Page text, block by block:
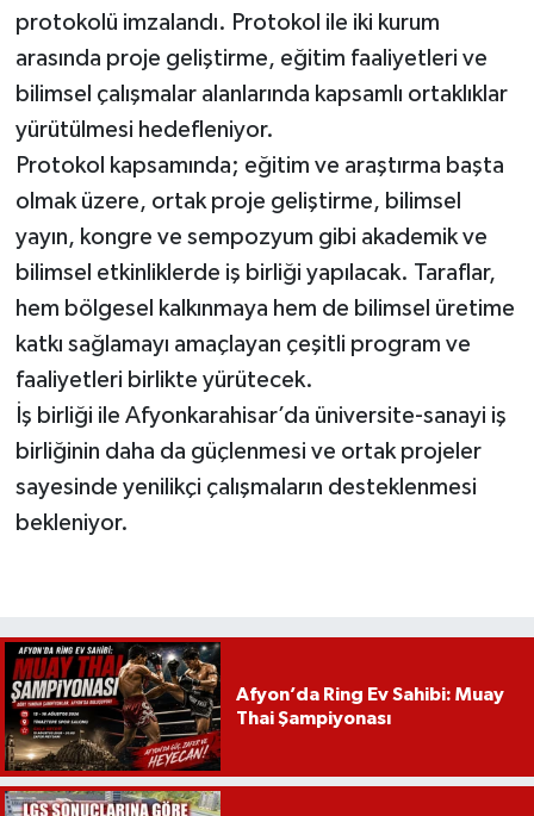
protokolü imzalandı. Protokol ile iki kurum
arasında proje geliştirme, eğitim faaliyetleri ve
bilimsel çalışmalar alanlarında kapsamlı ortaklıklar
yürütülmesi hedefleniyor.
Protokol kapsamında; eğitim ve araştırma başta
olmak üzere, ortak proje geliştirme, bilimsel
yayın, kongre ve sempozyum gibi akademik ve
bilimsel etkinliklerde iş birliği yapılacak. Taraflar,
hem bölgesel kalkınmaya hem de bilimsel üretime
katkı sağlamayı amaçlayan çeşitli program ve
faaliyetleri birlikte yürütecek.
İş birliği ile Afyonkarahisar’da üniversite-sanayi iş
birliğinin daha da güçlenmesi ve ortak projeler
sayesinde yenilikçi çalışmaların desteklenmesi
bekleniyor.
Afyon’da Ring Ev Sahibi: Muay
Thai Şampiyonası